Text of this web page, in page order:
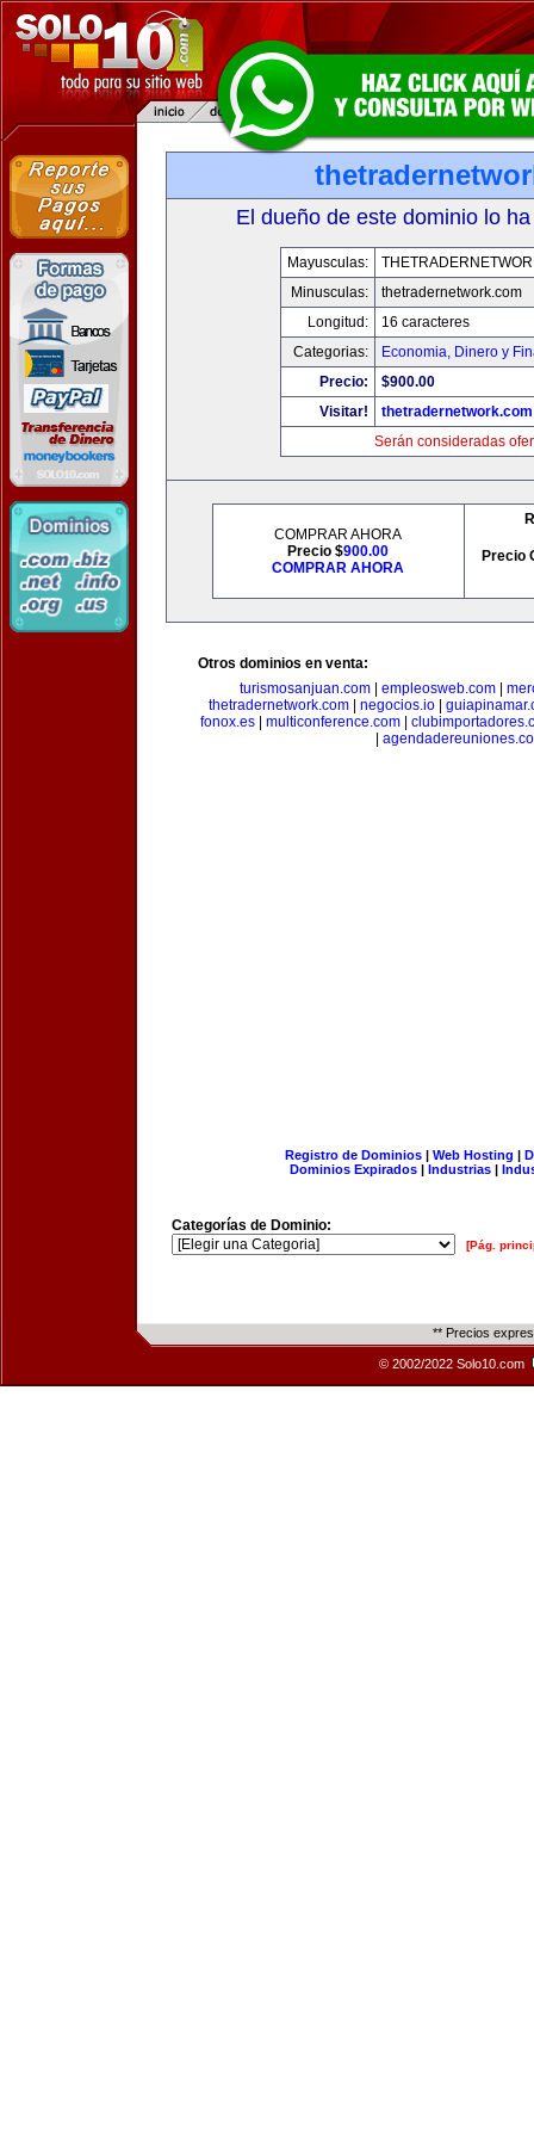
El dueño de este dominio lo
Mayusculas:
Minusculas:
thetradernetwork.com
Longitud:
16 caracteres
Categorias:
Economia, Dinero y
Precio:
$900.00
Visitar!
thetradernetwork.com
Serán consideradas
COMPRAR AHORA
Precio $900.00
COMPRAR AHORA
Precio
Otros dominios en venta:
turismosanjuan.com| empleosweb.com|
thetradernetwork.com
negocios.io
fonox.es| multiconference.com|
Registro de Dominios| Web Hosting |
Dominios Expirados | Industrias |
Categorías de Dominio:
[Pág.
** Precios
© 2002/2022 Solo10.com